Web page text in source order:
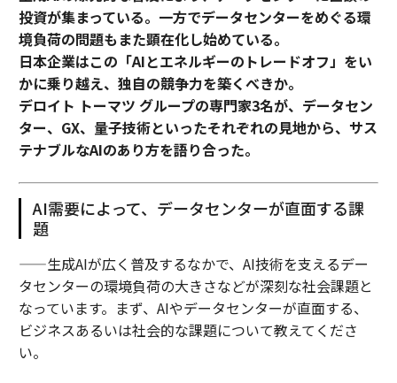
投資が集まっている。一方でデータセンターをめぐる環
境負荷の問題もまた顕在化し始めている。
日本企業はこの「AIとエネルギーのトレードオフ」をい
かに乗り越え、独自の競争力を築くべきか。
デロイト トーマツ グループの専門家3名が、データセン
ター、GX、量子技術といったそれぞれの見地から、サス
テナブルなAIのあり方を語り合った。
AI需要によって、データセンターが直面する課
題
——生成AIが広く普及するなかで、AI技術を支えるデー
タセンターの環境負荷の大きさなどが深刻な社会課題と
なっています。まず、AIやデータセンターが直面する、
ビジネスあるいは社会的な課題について教えてくださ
い。